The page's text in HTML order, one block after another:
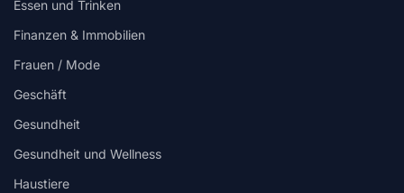
Essen und Trinken
Finanzen & Immobilien
Frauen / Mode
Geschäft
Gesundheit
Gesundheit und Wellness
Haustiere